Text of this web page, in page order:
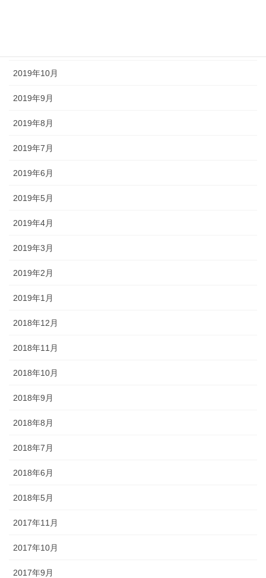
2019年10月
2019年9月
2019年8月
2019年7月
2019年6月
2019年5月
2019年4月
2019年3月
2019年2月
2019年1月
2018年12月
2018年11月
2018年10月
2018年9月
2018年8月
2018年7月
2018年6月
2018年5月
2017年11月
2017年10月
2017年9月